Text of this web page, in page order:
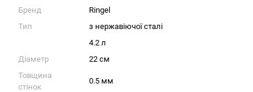
Бренд
Ringel
Тип
з нержавіючої сталі
4.2 л
Діаметр
22 см
Товщина
стінок
0.5 мм